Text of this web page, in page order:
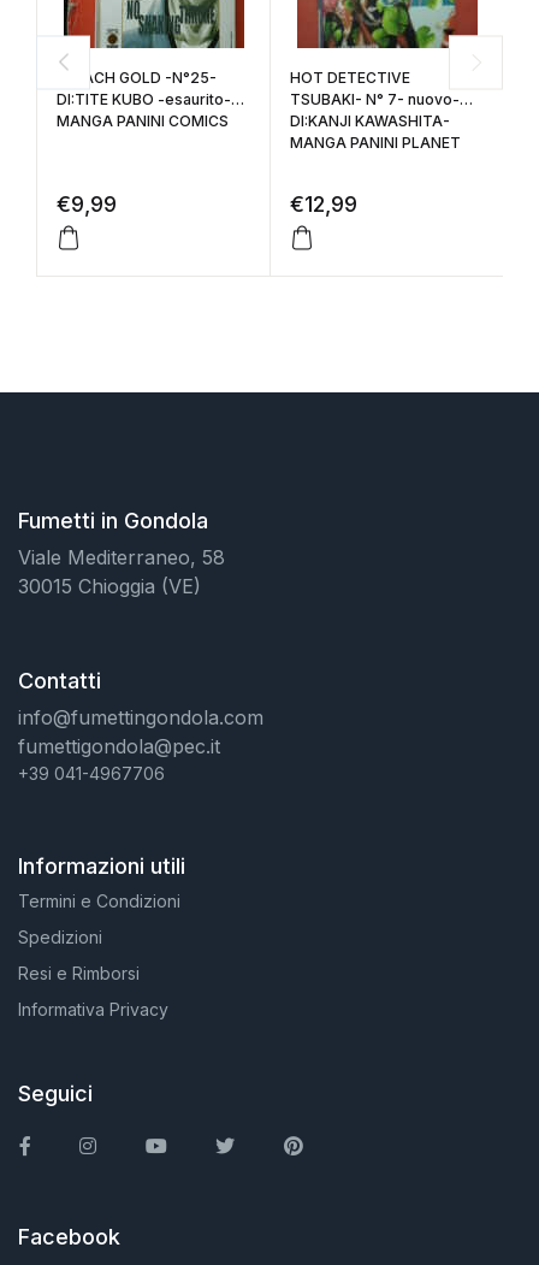
BLEACH GOLD -N°25-
DI:TITE KUBO -esaurito-
MANGA PANINI COMICS
€9,99
HOT DETECTIVE
TSUBAKI- N° 7- nuovo-
DI:KANJI KAWASHITA-
MANGA PANINI PLANET
€12,99
Fumetti in Gondola
Viale Mediterraneo, 58
30015 Chioggia (VE)
Contatti
info@fumettingondola.com
fumettigondola@pec.it
+39 041-4967706
Informazioni utili
Termini e Condizioni
Spedizioni
Resi e Rimborsi
Informativa Privacy
Seguici
FacebookInstagramYou TubeTwitter Pinterest
Facebook